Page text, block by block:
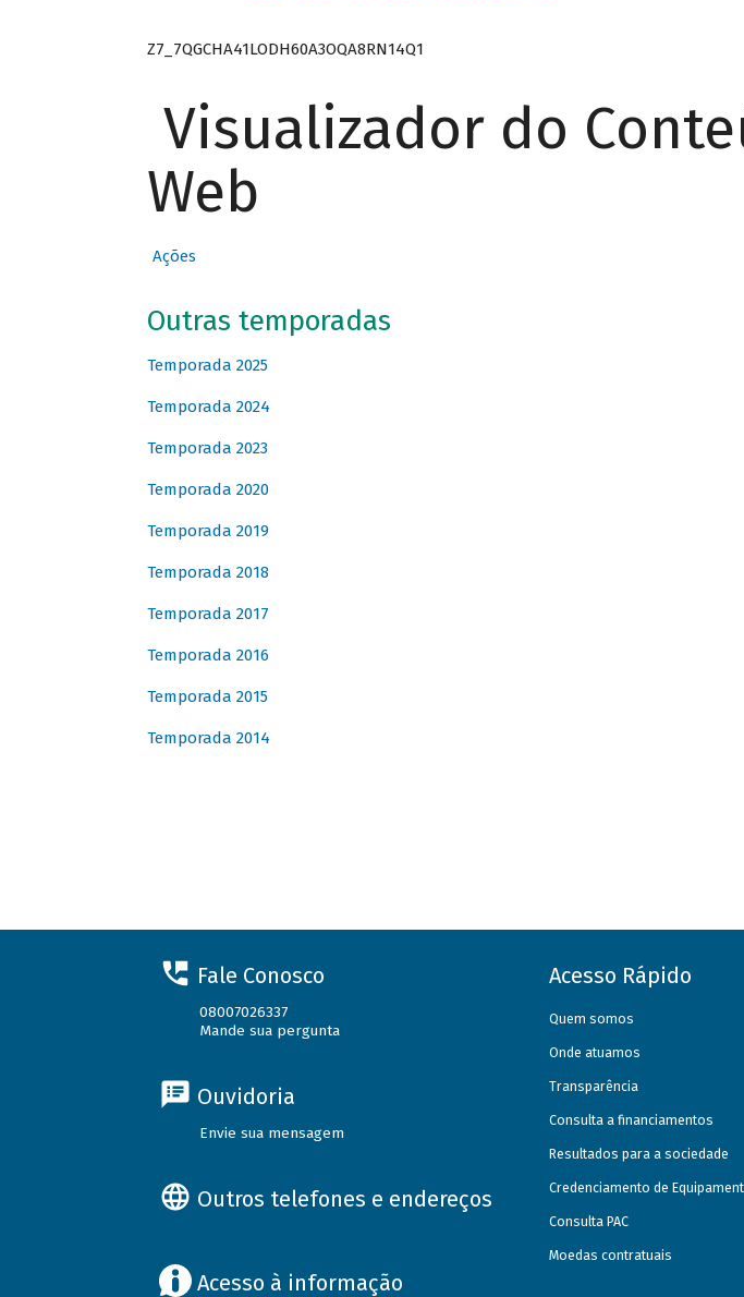
Z7_7QGCHA41LODH60A3OQA8RN14Q1
Visualizador do
Web
Ações
Outras temporadas
Temporada 2025
Temporada 2024
Temporada 2023
Temporada 2020
Temporada 2019
Temporada 2018
Temporada 2017
Temporada 2016
Temporada 2015
Temporada 2014
Fale Conosco
08007026337
Mande sua pergunta
Ouvidoria
Envie sua mensagem
Outros telefones e endereços
Acesso à informação
Acesso Rápido
Quem somos
Onde atuamos
Transparência
Consulta a financiamentos
Resultados para a sociedade
Credenciamento de
Consulta PAC
Moedas contratuais